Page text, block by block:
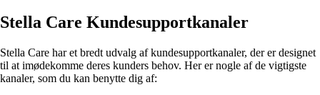
Stella Care Kundesupportkanaler
Stella Care har et bredt udvalg af kundesupportkanaler, der er designet
til at imødekomme deres kunders behov. Her er nogle af de vigtigste
kanaler, som du kan benytte dig af: